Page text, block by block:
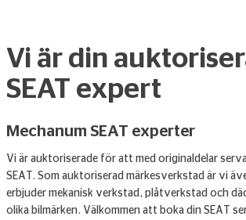
Vi är din
SEAT expert
Mechanum SEAT experter
Vi är auktoriserade för att med originaldelar
SEAT. Som auktoriserad märkesverkstad är vi
erbjuder mekanisk verkstad, plåtverkstad och
olika bilmärken. Välkommen att boka din SEAT